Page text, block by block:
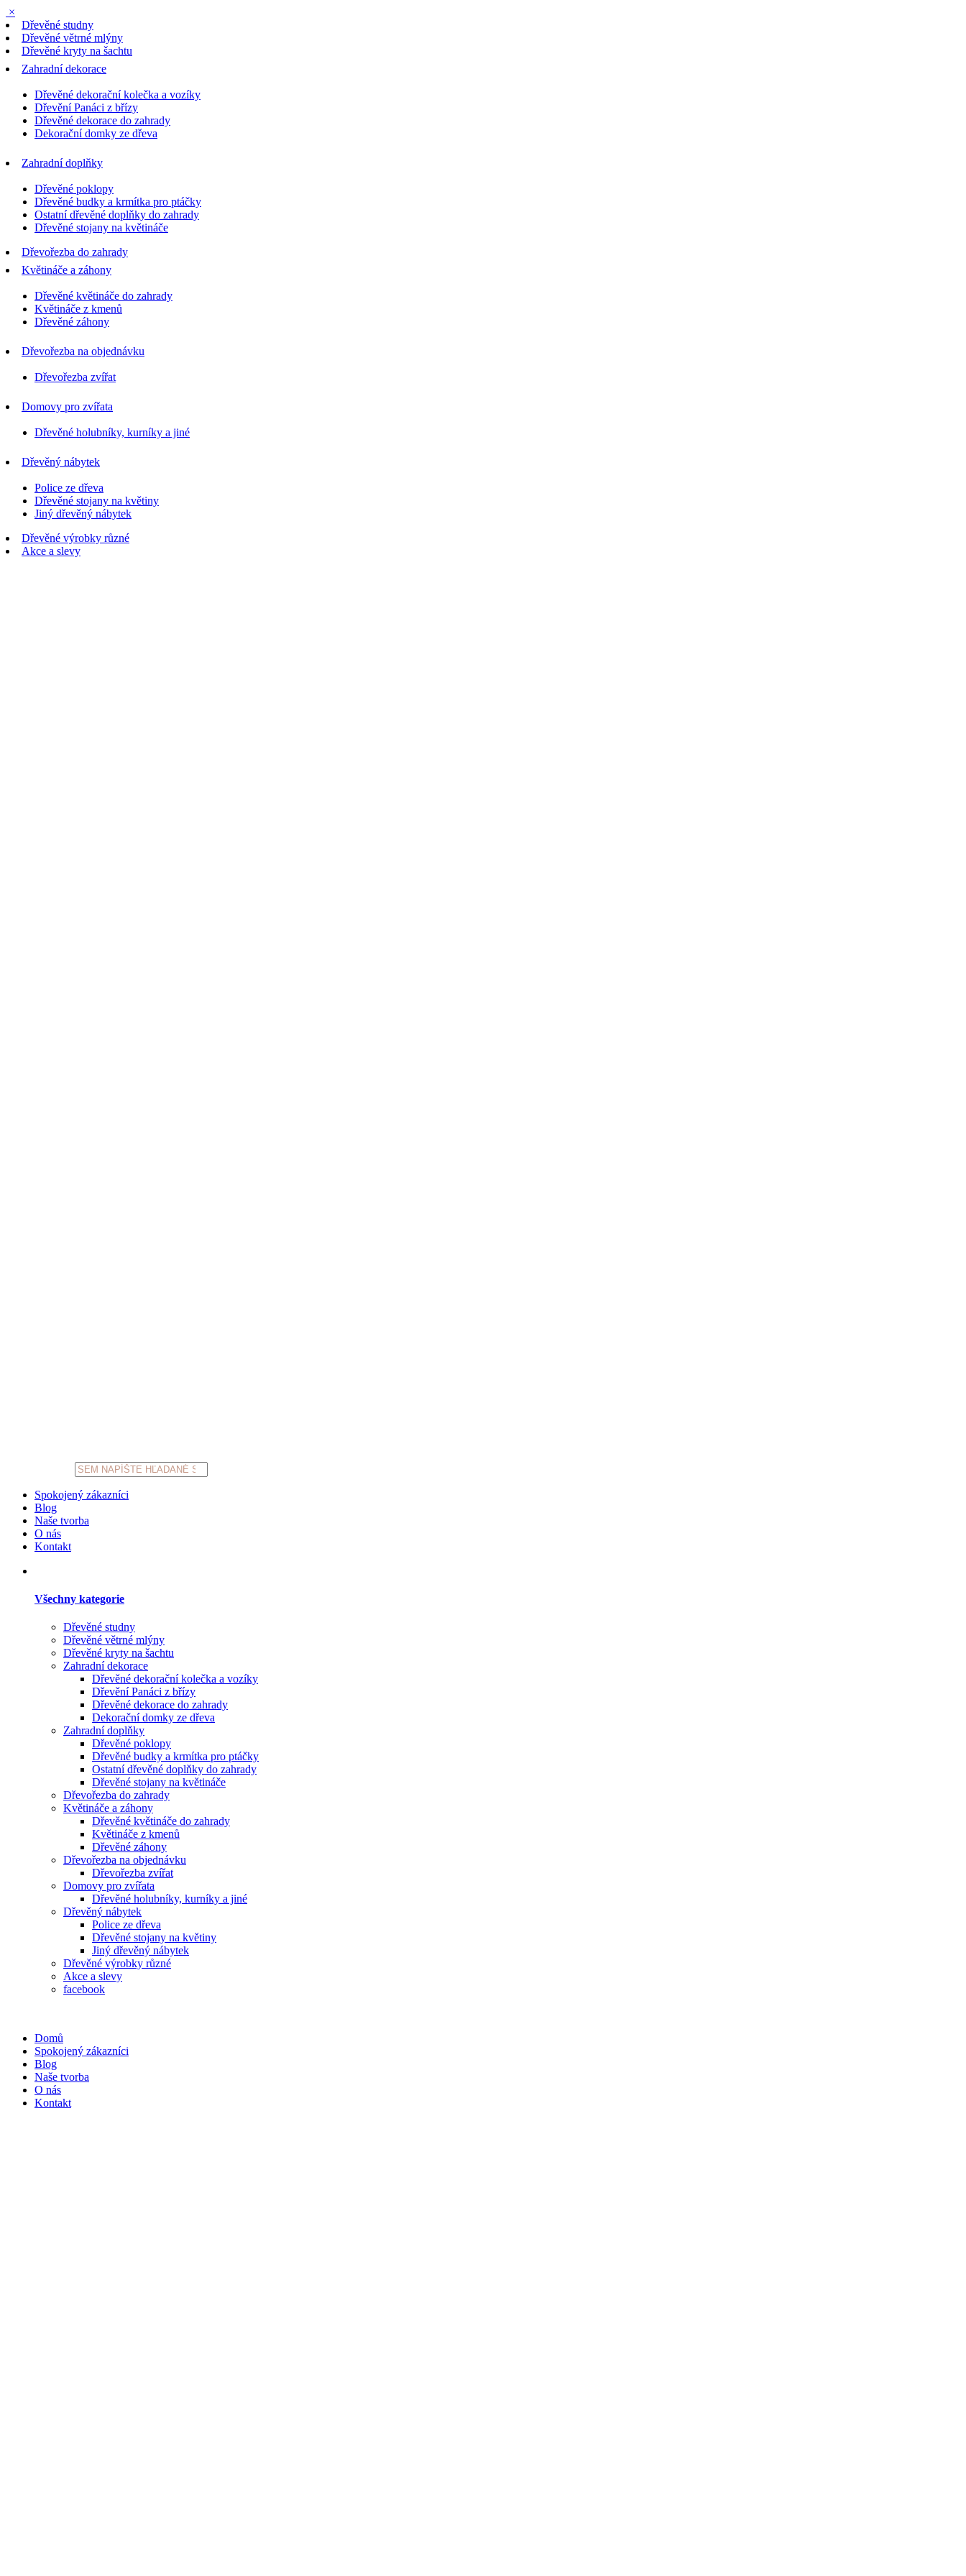
×
Dřevěné studny
Dřevěné větrné mlýny
Dřevěné kryty na šachtu
Zahradní dekorace
Dřevěné dekorační kolečka a vozíky
Dřevění Panáci z břízy
Dřevěné dekorace do zahrady
Dekorační domky ze dřeva
Zahradní doplňky
Dřevěné poklopy
Dřevěné budky a krmítka pro ptáčky
Ostatní dřevěné doplňky do zahrady
Dřevěné stojany na květináče
Dřevořezba do zahrady
Květináče a záhony
Dřevěné květináče do zahrady
Květináče z kmenů
Dřevěné záhony
Dřevořezba na objednávku
Dřevořezba zvířat
Domovy pro zvířata
Dřevěné holubníky, kurníky a jiné
Dřevěný nábytek
Police ze dřeva
Dřevěné stojany na květiny
Jiný dřevěný nábytek
Dřevěné výrobky různé
Akce a slevy
Products
search
Spokojený zákazníci
Blog
Naše tvorba
O nás
Kontakt
Všechny kategorie
Dřevěné studny
Dřevěné větrné mlýny
Dřevěné kryty na šachtu
Zahradní dekorace
Dřevěné dekorační kolečka a vozíky
Dřevění Panáci z břízy
Dřevěné dekorace do zahrady
Dekorační domky ze dřeva
Zahradní doplňky
Dřevěné poklopy
Dřevěné budky a krmítka pro ptáčky
Ostatní dřevěné doplňky do zahrady
Dřevěné stojany na květináče
Dřevořezba do zahrady
Květináče a záhony
Dřevěné květináče do zahrady
Květináče z kmenů
Dřevěné záhony
Dřevořezba na objednávku
Dřevořezba zvířat
Domovy pro zvířata
Dřevěné holubníky, kurníky a jiné
Dřevěný nábytek
Police ze dřeva
Dřevěné stojany na květiny
Jiný dřevěný nábytek
Dřevěné výrobky různé
Akce a slevy
facebook
Domů
Spokojený zákazníci
Blog
Naše tvorba
O nás
Kontakt